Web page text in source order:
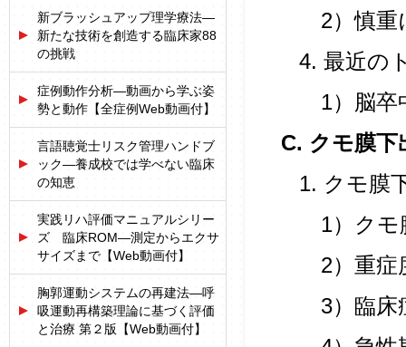
2）慎重
4. 最近の
1）脳卒
C. クモ膜下
1. クモ膜
1）クモ
2）重症
3）臨床
新ブラッシュアップ理学療法―
新たな技術を創造する臨床家88
の挑戦
症例動作分析―動画から学ぶ姿
勢と動作【全症例Web動画付】
言語聴覚士リスク管理ハンドブ
ック―養成校では学べない臨床
の知恵
実践リハ評価マニュアルシリー
ズ 臨床ROM―測定からエクサ
サイズまで【Web動画付】
胸郭運動システムの再建法―呼
吸運動再構築理論に基づく評価
と治療 第２版【Web動画付】